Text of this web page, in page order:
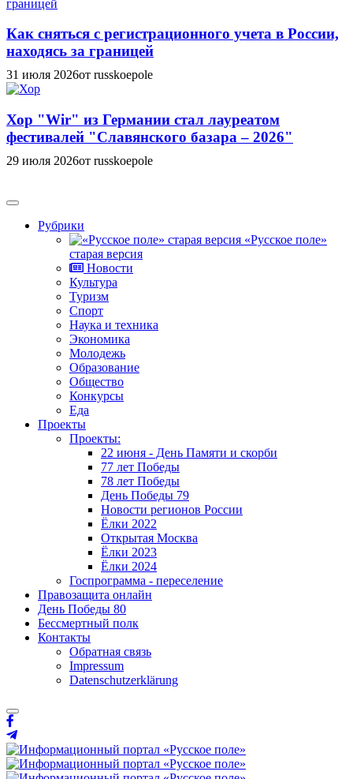
Как сняться с регистрационного учета в России,
находясь за границей
31 июля 2026от russkoepole
Хор "Wir" из Германии стал лауреатом
фестивалей "Славянского базара – 2026"
29 июля 2026от russkoepole
Рубрики
«Русское поле»
старая версия
Новости
Культура
Туризм
Спорт
Наука и техника
Экономика
Молодежь
Образование
Общество
Конкурсы
Еда
Проекты
Проекты:
22 июня - День Памяти и скорби
77 лет Победы
78 лет Победы
День Победы 79
Новости регионов России
Ёлки 2022
Открытая Москва
Ёлки 2023
Ёлки 2024
Госпрограмма - переселение
Правозащита онлайн
День Победы 80
Бессмертный полк
Контакты
Обратная связь
Impressum
Datenschutzerklärung